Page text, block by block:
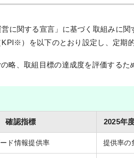
に関する宣言」に基づく取組みに
）を以下のとおり設定し、定期
略、取組目標の達成度を評価するた
確認指標 2025年
ド情報提供率 提供率の